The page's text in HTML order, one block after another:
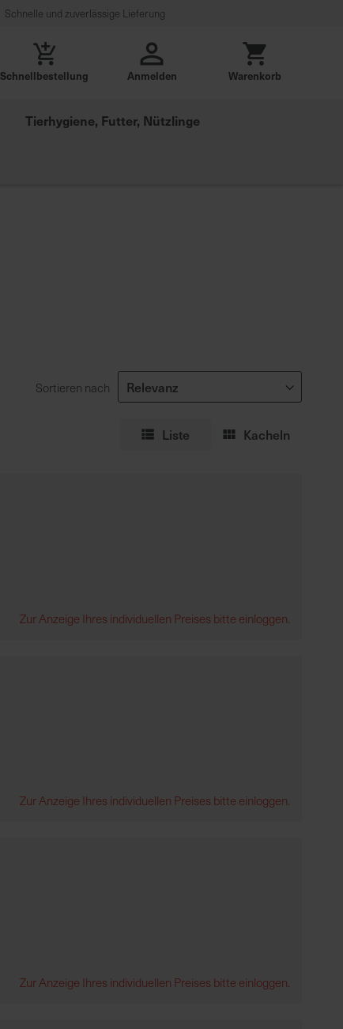
Schnelle und zuverlässige Lieferung
Schnellbestellung Anmelden Warenkorb
Tierhygiene, Futter, Nützlinge
Sortieren nach
Liste Kacheln
Zur Anzeige Ihres individuellen Preises bitte einloggen.
Zur Anzeige Ihres individuellen Preises bitte einloggen.
Zur Anzeige Ihres individuellen Preises bitte einloggen.